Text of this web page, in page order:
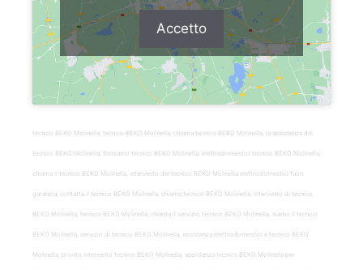
Accetto
tecnico BEKO Molinella, tecnico-BEKO-Molinella, chiama tecnico BEKO Molinella, la assistenza del
tecnico BEKO Molinella, forniamo tecnico BEKO Molinella, elettrodomestici tecnico BEKO Molinella,
chiama il tecnico BEKO Molinella, intervento del tecnico BEKO Molinella elettrodomestici fuori
garanzia, contatta il tecnico BEKO Molinella, chiama tecnico BEKO Molinella, intervento di tecnico
BEKO Molinella, tecnico-BEKO-Molinella, chiama il servizio tecnico BEKO Molinella, siamo il tecnico
BEKO Molinella, servizio di tecnico BEKO Molinella, assistenza elettrodomestici e tecnico BEKO
Molinella, pronto intervento tecnico BEKO Molinella, assistenza tecnico BEKO Molinella per